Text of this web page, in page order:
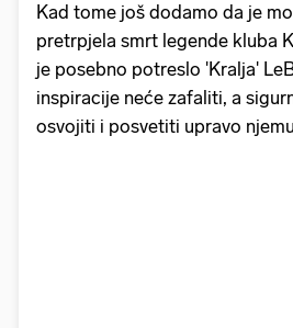
Kad tome još dodamo da je
pretrpjela smrt legende kluba
je posebno potreslo 'Kralja'
inspiracije neće zafaliti, a
osvojiti i posvetiti upravo